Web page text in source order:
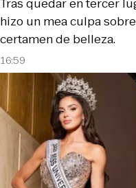
16:59
Tras quedar en tercer
hizo un mea culpa
certamen de belleza.